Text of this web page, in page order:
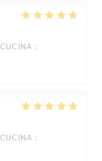
CUCINA :
CUCINA :